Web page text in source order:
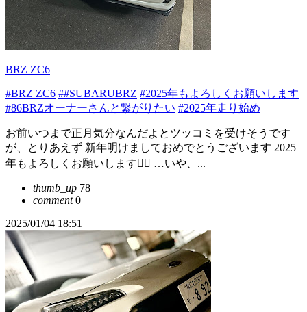
BRZ ZC6
#BRZ ZC6 ##SUBARUBRZ #2025年もよろしくお願いします
#86BRZオーナーさんと繋がりたい #2025年走り始め
お前いつまで正月気分なんだよとツッコミを受けそうです
が、とりあえず 新年明けましておめでとうございます 2025
年もよろしくお願いします🙇‍♂️ …いや、...
thumb_up 78
comment0
2025/01/04 18:51